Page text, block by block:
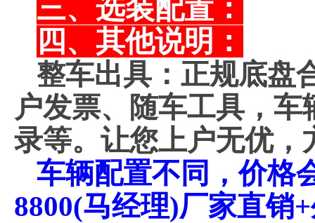
三、选装配置：
四、其他说明：
整车出具：正规底盘
户发票、随车工具，
录等。让您上户无优，
车辆配置不同，价格
8800(马经理)厂家直销